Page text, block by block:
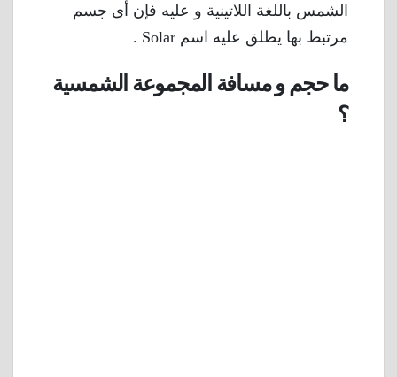
الشمس باللغة اللاتينية و عليه فإن أى جسم
مرتبط بها يطلق عليه اسم Solar .
ما حجم و مسافة المجموعة الشمسية
؟